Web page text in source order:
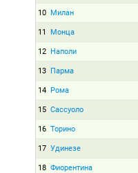
10 Милан
11 Монца
12 Наполи
13 Парма
14 Рома
15 Сассуоло
16 Торино
17 Удинезе
18 Фиорентина